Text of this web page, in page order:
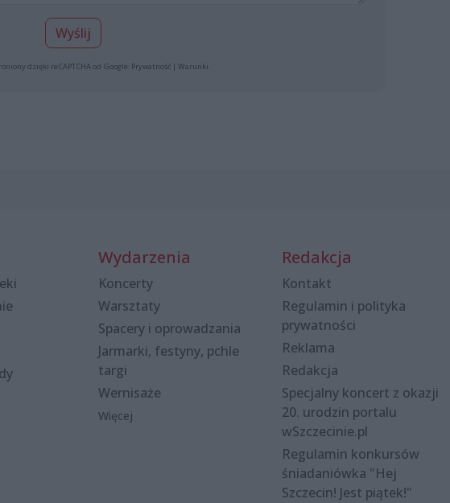
Wyślij
dzięki reCAPTCHA od Google: Prywatność| Warunki
Wydarzenia
Koncerty
Warsztaty
Spacery i oprowadzania
Jarmarki, festyny, pchle
targi
Wernisaże
Więcej
Redakcja
Kontakt
Regulamin i polityka
prywatności
Reklama
Redakcja
Specjalny koncert z okazji
20. urodzin portalu
wSzczecinie.pl
Regulamin konkursów
śniadaniówka "Hej
Szczecin! Jest piątek!"